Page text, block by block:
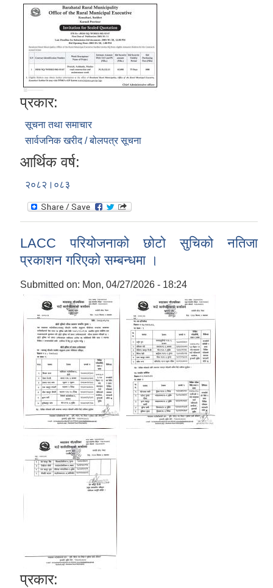
प्रकार:
सूचना तथा समाचार
सार्वजनिक खरीद / बोलपत्र सूचना
आर्थिक वर्ष:
२०८२।०८३
LACC परियोजनाको छोटो सुचिको नतिजा
प्रकाशन गरिएको सम्बन्धमा ।
Submitted on: Mon, 04/27/2026 - 18:24
प्रकार: